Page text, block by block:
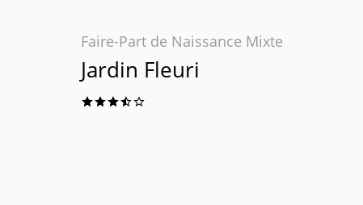
Faire-Part de Naissance Mixte
Jardin Fleuri